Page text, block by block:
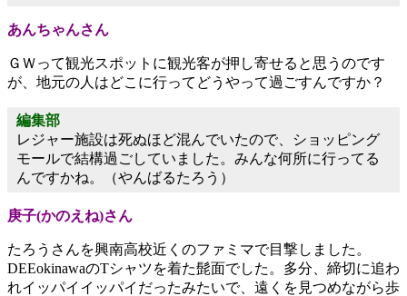
あんちゃんさん
ＧＷって観光スポットに観光客が押し寄せると思うのです
が、地元の人はどこに行ってどうやって過ごすんですか？
編集部
レジャー施設は死ぬほど混んでいたので、ショッピング
モールで結構過ごしていました。みんな何所に行ってる
んですかね。（やんばるたろう）
庚子(かのえね)さん
たろうさんを興南高校近くのファミマで目撃しました。
DEEokinawaのTシャツを着た髭面でした。多分、締切に追わ
れイッパイイッパイだったみたいで、遠くを見つめながら歩